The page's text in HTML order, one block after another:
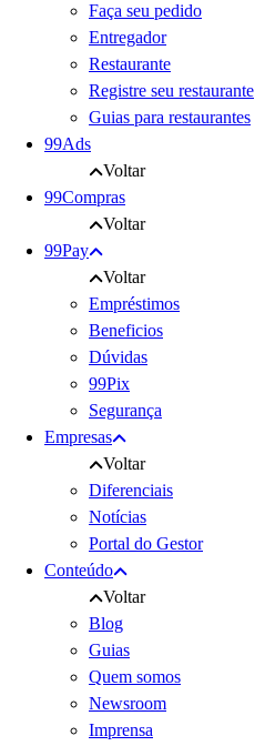
Faça seu pedido
Entregador
Restaurante
Registre seu restaurante
Guias para restaurantes
99Ads
Voltar
99Compras
Voltar
99Pay
Voltar
Empréstimos
Beneficios
Dúvidas
99Pix
Segurança
Empresas
Voltar
Diferenciais
Notícias
Portal do Gestor
Conteúdo
Voltar
Blog
Guias
Quem somos
Newsroom
Imprensa